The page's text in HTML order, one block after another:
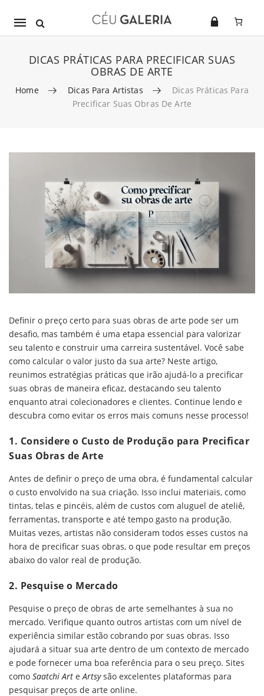
Mobile
DICAS PRÁTICAS PARA PRECIFICAR SUAS
OBRAS DE ARTE
Home Dicas Para Artistas
Dicas Práticas Para
Precificar Suas Obras De Arte
Definir o preço certo para suas obras de arte pode ser um
desafio, mas também é uma etapa essencial para valorizar
seu talento e construir uma carreira sustentável. Você sabe
como calcular o valor justo da sua arte? Neste artigo,
reunimos estratégias práticas que irão ajudá-lo a precificar
suas obras de maneira eficaz, destacando seu talento
enquanto atrai colecionadores e clientes. Continue lendo e
descubra como evitar os erros mais comuns nesse processo!
1. Considere o Custo de Produção para Precificar
Suas Obras de Arte
Antes de definir o preço de uma obra, é fundamental calcular
o custo envolvido na sua criação. Isso inclui materiais, como
tintas, telas e pincéis, além de custos com aluguel de ateliê,
ferramentas, transporte e até tempo gasto na produção.
Muitas vezes, artistas não consideram todos esses custos na
hora de precificar suas obras, o que pode resultar em preços
abaixo do valor real de produção.
2. Pesquise o Mercado
Pesquise o preço de obras de arte semelhantes à sua no
mercado. Verifique quanto outros artistas com um nível de
experiência similar estão cobrando por suas obras. Isso
ajudará a situar sua arte dentro de um contexto de mercado
e pode fornecer uma boa referência para o seu preço. Sites
como Saatchi Art eArtsysão excelentes plataformas para
pesquisar preços de arte online.